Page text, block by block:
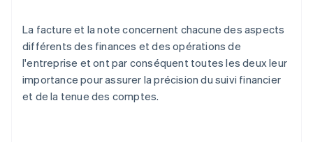
La facture et la note concernent chacune des aspects
différents des finances et des opérations de
l'entreprise et ont par conséquent toutes les deux leur
importance pour assurer la précision du suivi financier
et de la tenue des comptes.